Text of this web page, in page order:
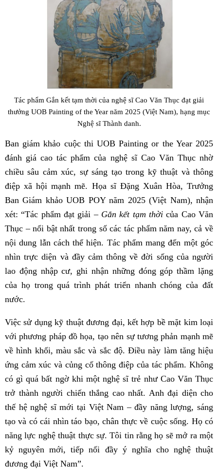
Tác phẩm Gắn kết tạm thời của nghệ sĩ Cao Văn Thục đạt giải
thưởng UOB Painting of the Year năm 2025 (Việt Nam), hạng mục
Nghệ sĩ Thành danh.
Ban giám khảo cuộc thi UOB Painting or the Year 2025
đánh giá cao tác phẩm của nghệ sĩ Cao Văn Thục nhờ
chiều sâu cảm xúc, sự sáng tạo trong kỹ thuật và thông
điệp xã hội mạnh mẽ. Họa sĩ Đặng Xuân Hòa, Trưởng
Ban Giám khảo UOB POY năm 2025 (Việt Nam), nhận
xét: “Tác phẩm đạt giải –Gắn kết tạm thời của Cao Văn
Thục – nổi bật nhất trong số các tác phẩm năm nay, cả về
nội dung lẫn cách thể hiện. Tác phẩm mang đến một góc
nhìn trực diện và đầy cảm thông về đời sống của người
lao động nhập cư, ghi nhận những đóng góp thầm lặng
của họ trong quá trình phát triển nhanh chóng của đất
nước.
Việc sử dụng kỹ thuật đương đại, kết hợp bề mặt kim loại
với phương pháp đồ họa, tạo nên sự tương phản mạnh mẽ
về hình khối, màu sắc và sắc độ. Điều này làm tăng hiệu
ứng cảm xúc và củng cố thông điệp của tác phẩm. Không
có gì quá bất ngờ khi một nghệ sĩ trẻ như Cao Văn Thục
trở thành người chiến thắng cao nhất. Anh đại diện cho
thế hệ nghệ sĩ mới tại Việt Nam – đầy năng lượng, sáng
tạo và có cái nhìn táo bạo, chân thực về cuộc sống. Họ có
năng lực nghệ thuật thực sự. Tôi tin rằng họ sẽ mở ra một
kỷ nguyên mới, tiếp nối đầy ý nghĩa cho nghệ thuật
đương đại Việt Nam”.